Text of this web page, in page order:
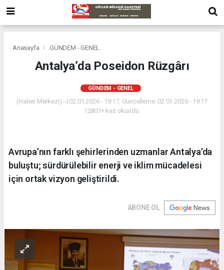
Anasayfa GÜNDEM - GENEL
Antalya’da Poseidon Rüzgârı
GÜNDEM - GENEL
(Haber Merkezi) - | 02.01.2026 - 19:17, Güncelleme: 02.01.2026 - 19:17
12807+ kez okundu.
Avrupa’nın farklı şehirlerinden uzmanlar Antalya’da
buluştu; sürdürülebilir enerji ve iklim mücadelesi
için ortak vizyon geliştirildi.
ABONE OL